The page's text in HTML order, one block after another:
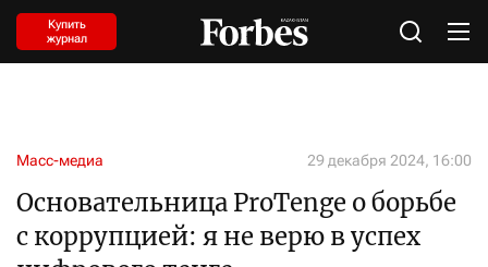
Купить
журнал
Масс-медиа 29 декабря 2024, 16:00
Основательница ProTenge о борьбе
с коррупцией: я не верю в успех